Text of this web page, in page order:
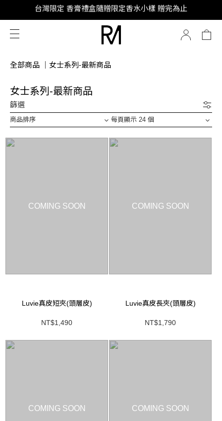
SUPER JUNIOR-D&E 全新代言
全部商品 女士系列-最新商品
女士系列-最新商品
篩選
商品排序 每頁顯示 24 個
COMING SOON
Luvie真皮短夾(頭層皮)
NT$1,490
COMING SOON
Luvie真皮長夾(頭層皮)
NT$1,790
COMING SOON COMING SOON